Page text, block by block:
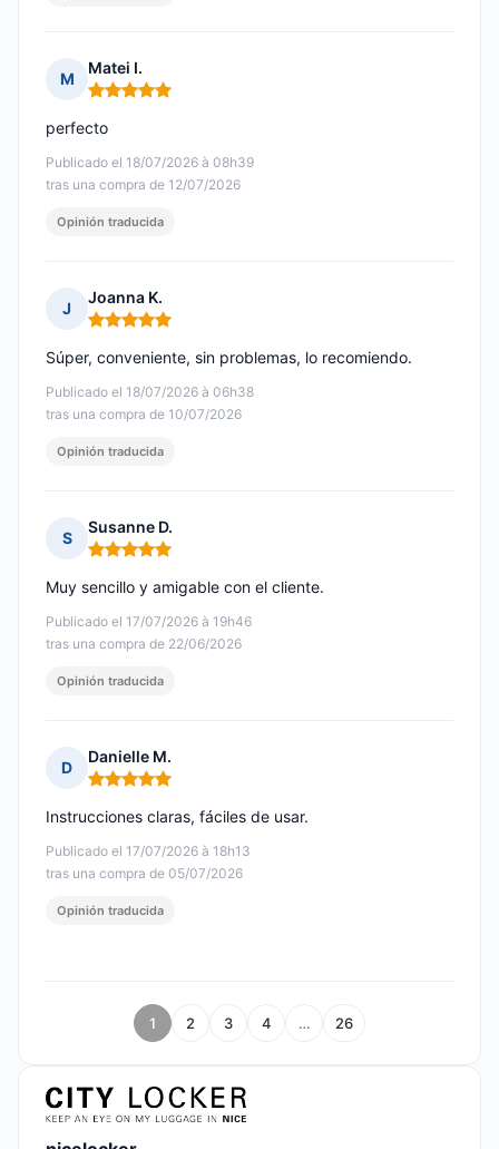
M
Matei I.
Nota: 5 de 5
Publicado el 18/07/2026 à 08h39
tras una compra de 12/07/2026
perfecto
Opinión traducida
J
Joanna K.
Nota: 5 de 5
Publicado el 18/07/2026 à 06h38
tras una compra de 10/07/2026
Súper, conveniente, sin problemas, lo recomiendo.
Opinión traducida
S
Susanne D.
Nota: 5 de 5
Publicado el 17/07/2026 à 19h46
tras una compra de 22/06/2026
Muy sencillo y amigable con el cliente.
Opinión traducida
D
Danielle M.
Nota: 5 de 5
Publicado el 17/07/2026 à 18h13
tras una compra de 05/07/2026
Instrucciones claras, fáciles de usar.
Opinión traducida
1 2 3 4 … 26